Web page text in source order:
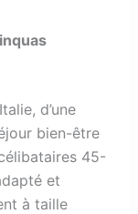
d’une
bien-être
45-
et
à taille